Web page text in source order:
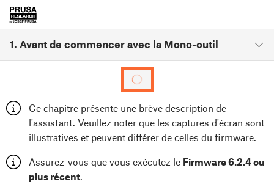
1. Avant de commencer avec la Mono-outil
Ce chapitre présente une brève description de
l'assistant. Veuillez noter que les captures d'écran sont
illustratives et peuvent différer de celles du firmware.
Assurez-vous que vous exécutez le Firmware 6.2.4 ou
plus récent.